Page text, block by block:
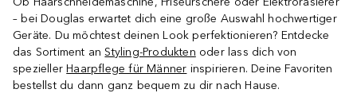
– bei Douglas erwartet dich eine große Auswahl hochwertiger
Geräte. Du möchtest deinen Look perfektionieren? Entdecke
das Sortiment anStyling-Produkten oder lass dich von
speziellerHaarpflege für Männer inspirieren. Deine Favoriten
bestellst du dann ganz bequem zu dir nach Hause.